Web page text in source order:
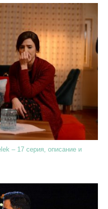
– 17 серия, описание и